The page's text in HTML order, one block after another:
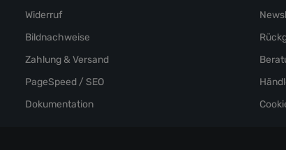
Widerruf
Bildnachweise
Zahlung & Versand
PageSpeed / SEO
Dokumentation